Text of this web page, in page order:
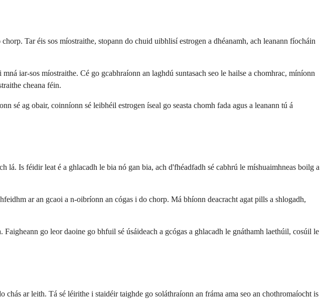
Tar éis sos míostraithe, stopann do chuid uibhlisí estrogen a dhéanamh, ach leanann fíocháin
iar-sos míostraithe. Cé go gcabhraíonn an laghdú suntasach seo le hailse a chomhrac, míníonn
cheana féin.
sé ag obair, coinníonn sé leibhéil estrogen íseal go seasta chomh fada agus a leanann tú á
lá. Is féidir leat é a ghlacadh le bia nó gan bia, ach d'fhéadfadh sé cabhrú le míshuaimhneas boilg a
ar an gcaoi a n-oibríonn an cógas i do chorp. Má bhíonn deacracht agat pills a shlogadh,
go leor daoine go bhfuil sé úsáideach a gcógas a ghlacadh le gnáthamh laethúil, cosúil le
ar leith. Tá sé léirithe i staidéir taighde go soláthraíonn an fráma ama seo an chothromaíocht is